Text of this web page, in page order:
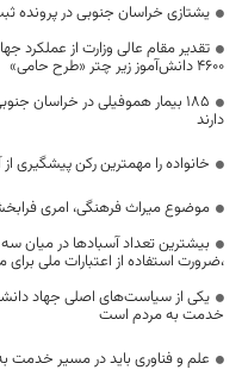
یشتازی خراسان جنوبی در پرونده
تقدیر مقام عالی وزارت از عملکرد
۴۶۰۰ دانش‌آموز زیر چتر «طرح حامی»
۱۸۵ بیمار هموفیلی در
دارند
خانواده را مهمترین رکن پیشگیری
موضوع میراث فرهنگی، امری
بیشترین تعداد آسبادها در میان
،ضرورت استفاده از اعتبارات ملی
یکی از سیاست‌های اصلی جهاد
خدمت به مردم است
علم و فناوری باید در مسیر خدمت